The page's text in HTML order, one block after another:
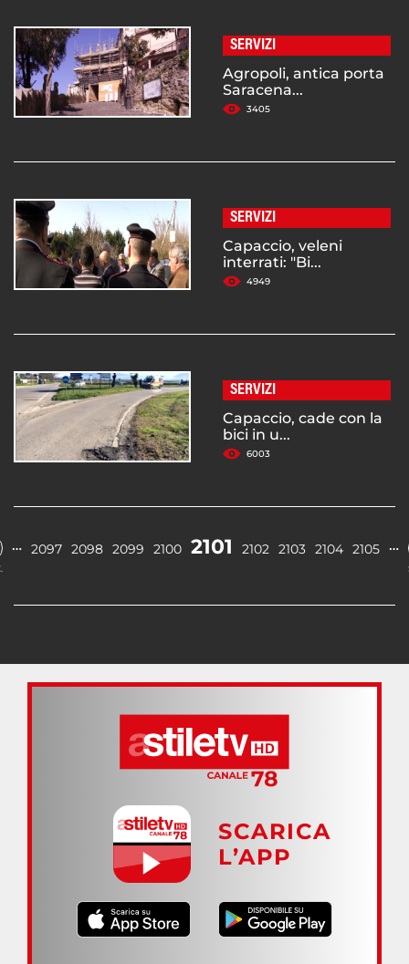
SERVIZI
Agropoli, antica porta
Saracena...
3405
SERVIZI
Capaccio, veleni
interrati: "Bi...
4949
SERVIZI
Capaccio, cade con la
bici in u...
6003
… 2097 2098 2099 2100 2101 2102 2103 2104 2105 …
SCARICA
L’APP